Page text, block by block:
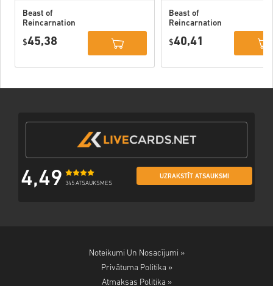
Beast of
Reincarnation
PC (STEAM)
$45,38
Beast of
Reincarnation
$40,41
4,49 345 ATSAUKSMES
UZRAKSTĪT ATSAUKSMI
Noteikumi Un Nosacījumi »
Privātuma Politika »
Atmaksas Politika »